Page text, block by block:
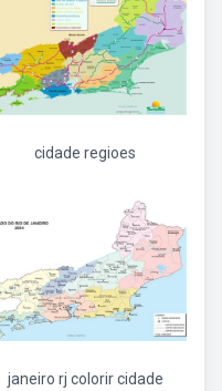
cidade regioes
janeiro rj colorir cidade